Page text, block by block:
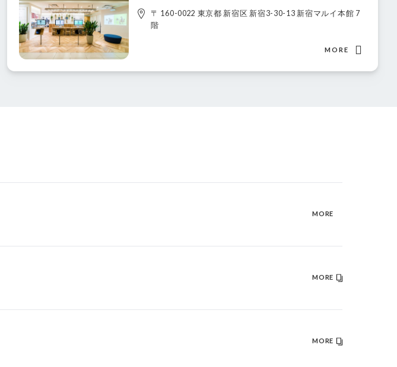
〒 160-0022 東京都 新宿区 新宿3-30-13 新宿マルイ本館 7
階
MORE
MORE
MORE
MORE